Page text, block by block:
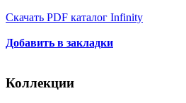
Скачать PDF каталог Infinity
Добавить в закладки
Коллекции